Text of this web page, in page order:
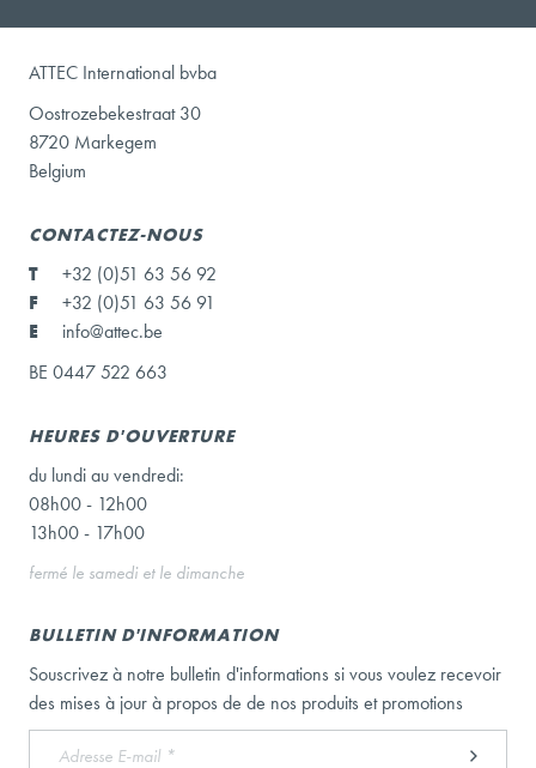
ATTEC International bvba
Oostrozebekestraat 30
8720 Markegem
Belgium
CONTACTEZ-NOUS
T
+32 (0)51 63 56 92
F
+32 (0)51 63 56 91
E
info@attec.be
BE 0447 522 663
HEURES D'OUVERTURE
du lundi au vendredi:
08h00 - 12h00
13h00 - 17h00
fermé le samedi et le dimanche
BULLETIN D'INFORMATION
Souscrivez à notre bulletin d'informations si vous voulez recevoir
des mises à jour à propos de de nos produits et promotions